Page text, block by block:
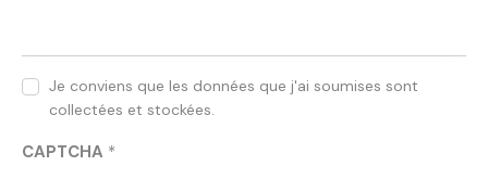
Je conviens que les données que j'ai soumises sont
collectées et stockées.
CAPTCHA *